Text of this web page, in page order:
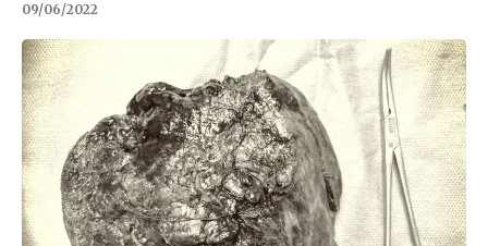
09/06/2022